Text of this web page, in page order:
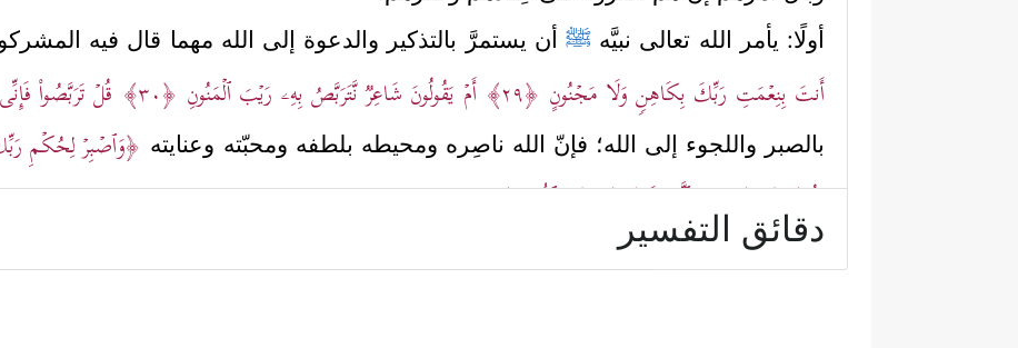
أولًا: يأمر الله تعالى نبيَّه ﷺأن يستمرَّ بالتذكير والدعوة إلى الله مهما قال فيه
أَنتَ بِنِعۡمَتِ رَبِّكَ بِكَاهِنࣲ وَلَا مَجۡنُونٍ ﴿٢٩﴾ أَمۡ یَقُولُونَ شَاعِرࣱ نَّتَرَبَّصُ بِهِۦ رَیۡبَ ٱلۡمَنُونِ ﴿٣٠﴾ قُلۡ تَرَبَّصُواْ
بالصبر واللجوء إلى الله؛ فإنّ الله ناصِره ومحيطه بلطفه ومحبّته وعنايته ﴿وَٱصۡبِرۡ لِحُكۡمِ
تَقُومُ﴿٤٨﴾ وَمِنَ ٱلَّیۡلِ فَسَبِّحۡهُ وَإِدۡبَـٰرَ ٱلنُّجُومِ﴾.
ثانيًا: يدحض القرآن تخرُّصات المشركين وأقاويلهم الباطلة بحقِّه
دقائق التفسير